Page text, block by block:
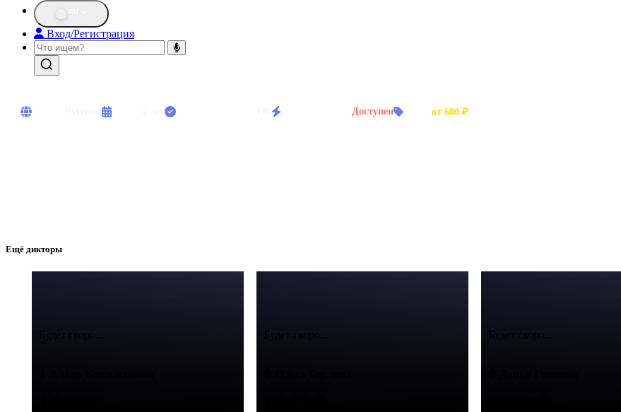
Вход/Регистрация
Доступен от 600 ₽
Ещё дикторы
Будет скоро... Будет скоро... Будет скоро...